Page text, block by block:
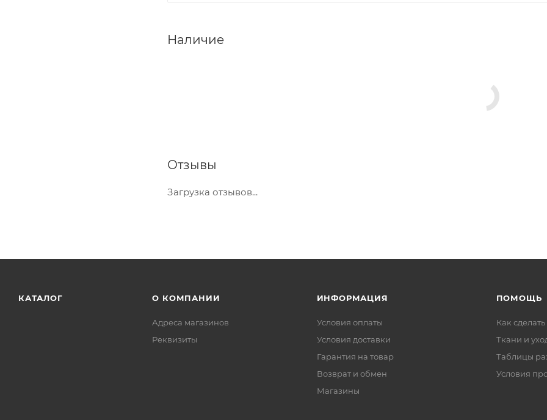
Наличие
Отзывы
Загрузка отзывов...
КАТАЛОГ О КОМПАНИИ
Адреса магазинов
Реквизиты
ИНФОРМАЦИЯ
Условия оплаты
Условия доставки
Гарантия на товар
Возврат и обмен
Магазины
ПОМОЩЬ
Как сделать
Ткани и
Таблицы
Условия